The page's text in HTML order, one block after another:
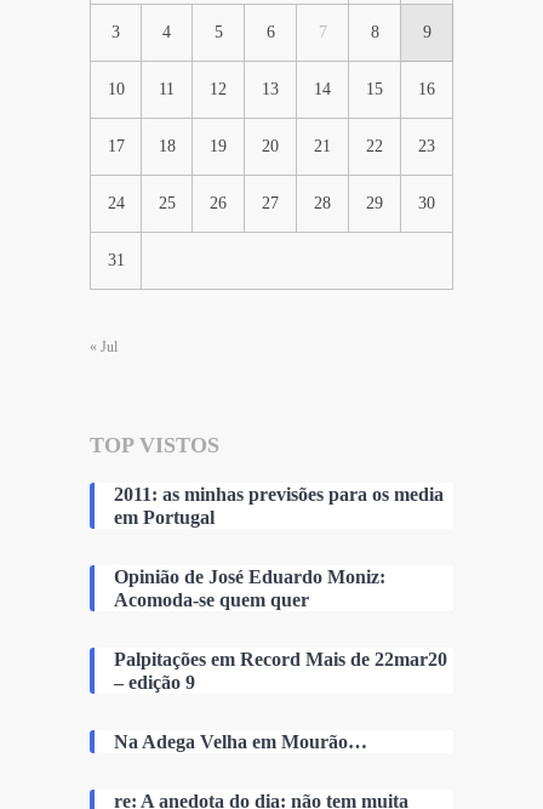
3 4 5 6 7 8 9
10 11 12 13 14 15 16
17 18 19 20 21 22 23
24 25 26 27 28 29 30
31
« Jul
TOP VISTOS
2011: as minhas previsões para os media
em Portugal
Opinião de José Eduardo Moniz:
Acomoda-se quem quer
Palpitações em Record Mais de 22mar20
– edição 9
Na Adega Velha em Mourão…
re: A anedota do dia: não tem muita